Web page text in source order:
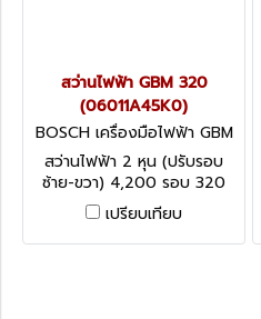
สว่านไฟฟ้า GBM 320
(06011A45K0)
BOSCH เครื่องมือไฟฟ้า GBM
320 (06011A45K0)
สว่านไฟฟ้า 2 หุน (ปรับรอบ
ซ้าย-ขวา) 4,200 รอบ 320
วัตต์ คำตอบขนาดกะทัดรัดเพื่อ
งานเจาะที่รวดเร็วและแม่นยำ
เปรียบเทียบ